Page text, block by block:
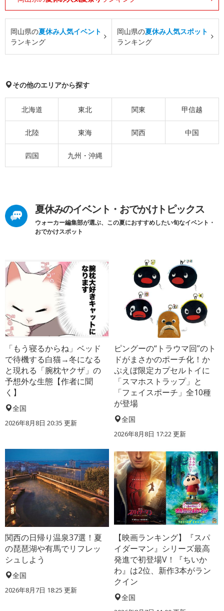
岡山県の夏休み人気イベント
ランキング
岡山県の夏休み人気スポット
ランキング
その他のエリアから探す
北海道 東北 関東 甲信越
北陸 東海 関西 中国
四国 九州・沖縄
夏休みのイベント・おでかけトピックス
ウォーカー編集部が選ぶ、この夏におすすめしたい旬なイベント・
おでかけスポット
「もう寝るからね」ベッド
で待機する白猫→冬になる
と現れる「腕枕ヤクザ」の
予想外な生態【作者に聞
く】
全国
2026年8月8日 20:35 更新
ピングーの“トラウマ回”のト
ドがまさかのポーチ化！か
ぷえぼ限定カプセルトイに
「スマホストラップ」と
「フェイスポーチ」全10種
が登場
全国
2026年8月8日 17:22更新
関西の日帰り温泉37選！夏
の琵琶湖や有馬でリフレッ
シュしよう
全国
2026年8月7日 18:25 更新
【映画ランキング】『スパ
イダーマン』シリーズ最高
発進で初登場V！『ちいか
わ』は2位、新作3本がラン
クイン
全国